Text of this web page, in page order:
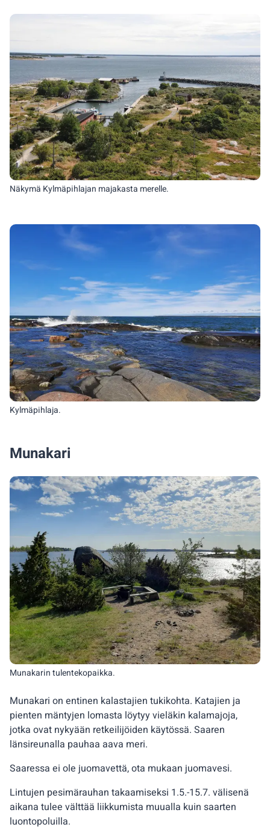
Näkymä Kylmäpihlajan majakasta merelle.
Kylmäpihlaja.
Munakari
Munakari on entinen kalastajien tukikohta. Katajien ja
pienten mäntyjen lomasta löytyy vieläkin kalamajoja,
jotka ovat nykyään retkeilijöiden käytössä. Saaren
länsireunalla pauhaa aava meri.
Saaressa ei ole juomavettä, ota mukaan juomavesi.
Lintujen pesimärauhan takaamiseksi 1.5.-15.7. välisenä
aikana tulee välttää liikkumista muualla kuin saarten
luontopoluilla.
Munakarin tulentekopaikka.